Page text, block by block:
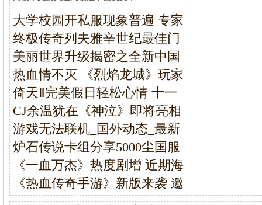
大学校园开私服现象普遍 专家
终极传奇列夫雅辛世纪最佳门
美丽世界升级揭密之全新中国
热血情不灭 《烈焰龙城》玩家
倚天Ⅱ完美假日轻松心情 十一
CJ余温犹在《神泣》即将亮相
游戏无法联机_国外动态_最新
炉石传说卡组分享5000尘国服
《一血万杰》热度剧增 近期海
《热血传奇手游》新版来袭 邀